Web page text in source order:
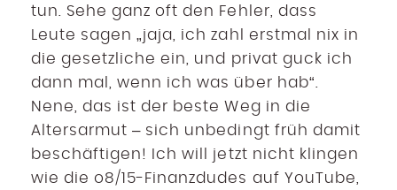
tun. Sehe ganz oft den Fehler, dass
Leute sagen „jaja, ich zahl erstmal nix in
die gesetzliche ein, und privat guck ich
dann mal, wenn ich was über hab“.
Nene, das ist der beste Weg in die
Altersarmut – sich unbedingt früh damit
beschäftigen! Ich will jetzt nicht klingen
wie die o8/15-Finanzdudes auf YouTube,